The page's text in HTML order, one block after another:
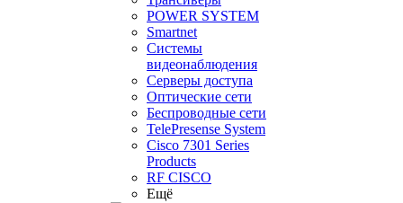
POWER SYSTEM
Smartnet
Системы
видеонаблюдения
Серверы доступа
Оптические сети
Беспроводные сети
TelePresense System
Cisco 7301 Series
Products
RF CISCO
Ещё